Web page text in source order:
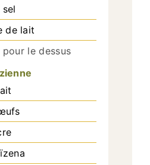
de lait
pour le dessus